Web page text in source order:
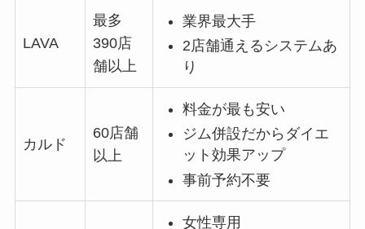
LAVA
最多
390店
舗以上
業界最大手
2店舗通えるシステムあ
り
カルド
60店舗
以上
料金が最も安い
ジム併設だからダイエ
ット効果アップ
事前予約不要
女性専用